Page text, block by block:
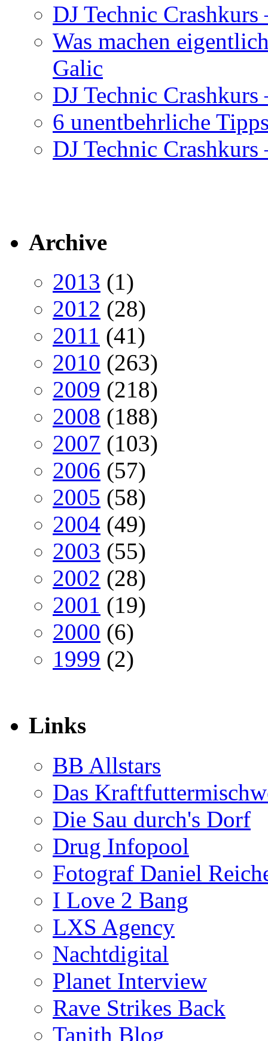
DJ Technic
Was machen
Galic
DJ Technic
6 unentbehrliche
DJ Technic
Archive
2013 (1)
2012 (28)
2011 (41)
2010 (263)
2009 (218)
2008 (188)
2007 (103)
2006 (57)
2005 (58)
2004 (49)
2003 (55)
2002 (28)
2001 (19)
2000 (6)
1999 (2)
Links
BB Allstars
Das
Die Sau durch's Dorf
Drug Infopool
Fotograf Daniel
I Love 2 Bang
LXS Agency
Nachtdigital
Planet Interview
Rave Strikes Back
Tanith Blog